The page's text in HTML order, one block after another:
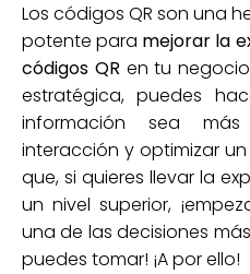
Los códigos QR son una
potente para mejorar la
códigos QR en tu
estratégica, puedes
información sea
interacción y optimizar
que, si quieres llevar la
un nivel superior,
una de las decisiones
puedes tomar! ¡A por ello!